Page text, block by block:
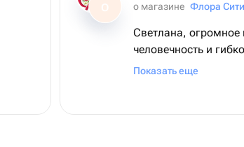
О
о магазине Флора Сити
Светлана, огромное
человечность и
всяких похвал и
Показать еще